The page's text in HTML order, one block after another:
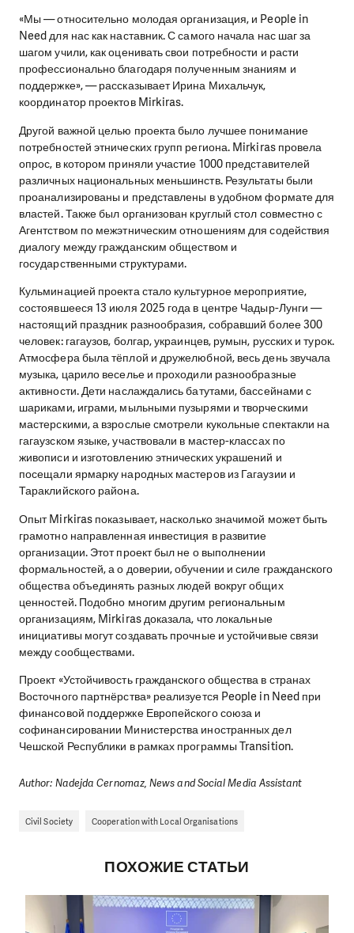
«Мы — относительно молодая организация, и People in
Need для нас как наставник. С самого начала нас шаг за
шагом учили, как оценивать свои потребности и расти
профессионально благодаря полученным знаниям и
поддержке», — рассказывает Ирина Михальчук,
координатор проектов Mirkiras.
Другой важной целью проекта было лучшее понимание
потребностей этнических групп региона. Mirkiras провела
опрос, в котором приняли участие 1000 представителей
различных национальных меньшинств. Результаты были
проанализированы и представлены в удобном формате для
властей. Также был организован круглый стол совместно с
Агентством по межэтническим отношениям для содействия
диалогу между гражданским обществом и
государственными структурами.
Кульминацией проекта стало культурное мероприятие,
состоявшееся 13 июля 2025 года в центре Чадыр-Лунги —
настоящий праздник разнообразия, собравший более 300
человек: гагаузов, болгар, украинцев, румын, русских и турок.
Атмосфера была тёплой и дружелюбной, весь день звучала
музыка, царило веселье и проходили разнообразные
активности. Дети наслаждались батутами, бассейнами с
шариками, играми, мыльными пузырями и творческими
мастерскими, а взрослые смотрели кукольные спектакли на
гагаузском языке, участвовали в мастер-классах по
живописи и изготовлению этнических украшений и
посещали ярмарку народных мастеров из Гагаузии и
Тараклийского района.
Опыт Mirkiras показывает, насколько значимой может быть
грамотно направленная инвестиция в развитие
организации. Этот проект был не о выполнении
формальностей, а о доверии, обучении и силе гражданского
общества объединять разных людей вокруг общих
ценностей. Подобно многим другим региональным
организациям, Mirkiras доказала, что локальные
инициативы могут создавать прочные и устойчивые связи
между сообществами.
Проект «Устойчивость гражданского общества в странах
Восточного партнёрства» реализуется People in Need при
финансовой поддержке Европейского союза и
софинансировании Министерства иностранных дел
Чешской Республики в рамках программы Transition.
Author: Nadejda Cernomaz, News and Social Media Assistant
Civil Society Cooperation with Local Organisations
ПОХОЖИЕ СТАТЬИ